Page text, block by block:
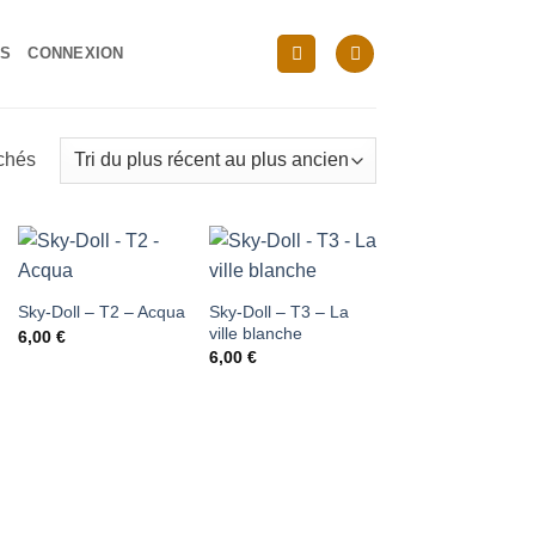
CONNEXION
Trié
récent
au
plus
ancien
Sky-Doll – T2 – Acqua
6,00 € à ma
Sky-Doll – T3 – La
ville blanche
6,00 €